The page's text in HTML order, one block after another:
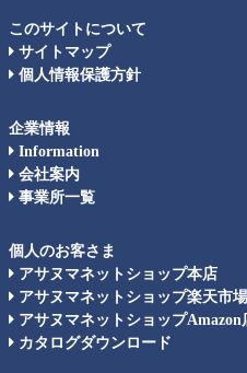
このサイトについて
サイトマップ
個人情報保護方針
企業情報
Information
会社案内
事業所一覧
個人のお客さま
アサヌマネットショップ本店
アサヌマネットショップ楽天市
アサヌマネットショップAmazon
カタログダウンロード